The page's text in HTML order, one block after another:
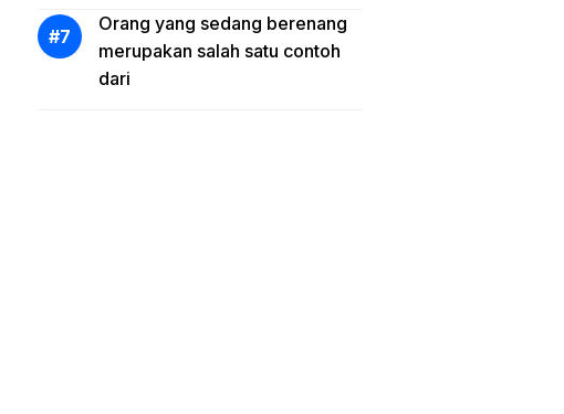
Orang yang sedang berenang
merupakan salah satu contoh
dari